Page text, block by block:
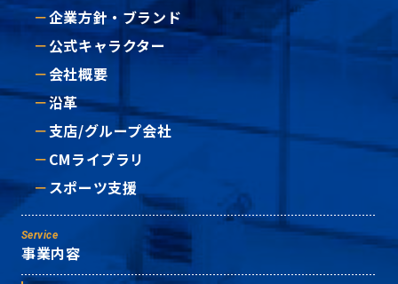
企業方針・ブランド
公式キャラクター
会社概要
沿革
支店/グループ会社
CMライブラリ
スポーツ支援
Service
事業内容